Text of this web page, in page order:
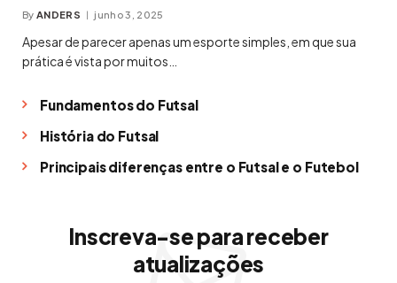
By ANDERS junho 3, 2025
Apesar de parecer apenas um esporte simples, em que sua
prática é vista por muitos…
Fundamentos do Futsal
História do Futsal
Principais diferenças entre o Futsal e o Futebol
Inscreva-se para receber
atualizações